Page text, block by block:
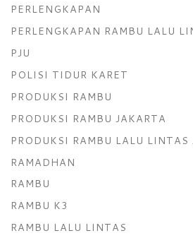
PERLENGKAPAN
PERLENGKAPAN RAMBU LALU
PJU
POLISI TIDUR KARET
PRODUKSI RAMBU
PRODUKSI RAMBU JAKARTA
PRODUKSI RAMBU LALU LINTAS
RAMADHAN
RAMBU
RAMBU K3
RAMBU LALU LINTAS